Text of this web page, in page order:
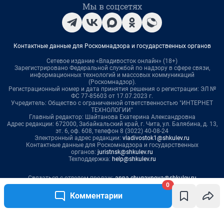
Комментарии
0
Мы в соцсетях
Контактные данные для Роскомнадзора и государственных органов
Сетевое издание «Владивосток онлайн» (18+)
Зарегистрировано Федеральной службой по надзору в сфере связи,
информационных технологий и массовых коммуникаций
(Роскомнадзор).
Регистрационный номер и дата принятия решения о регистрации: ЭЛ №
ФС 77-85603 от 17.07.2023 г.
Учредитель: Общество с ограниченной ответственностью "ИНТЕРНЕТ
ТЕХНОЛОГИИ"
Главный редактор: Шайтанова Екатерина Александровна
Адрес редакции: 672000, Забайкальский край, г. Чита, ул. Балябина, д. 13,
эт. 6, оф. 608, телефон 8 (3022) 40-08-24
Электронный адрес редакции: vladivostok1@shkulev.ru
Контактные данные для Роскомнадзора и государственных
органов: juristnsk@shkulev.ru
Техподдержка: help@shkulev.ru
Связаться с отделом продаж:anna.chugaynova@shkulev.ru
Редакция сайта не несет ответственности за достоверность
информации, содержащейся в рекламных объявлениях.
Особенности эксплуатации (использования) веб-сайта vladivostok1.ru